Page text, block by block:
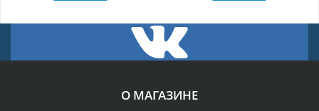
О МАГАЗИНЕ